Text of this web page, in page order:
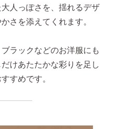
#バックキャッチ
人っぽさを、揺れるデザ
さを添えてくれます。
ラックなどのお洋服にも
けあたたかな彩りを足し
すめです。